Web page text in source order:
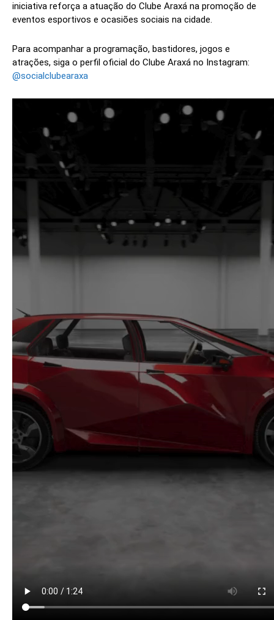
iniciativa reforça a atuação do Clube Araxá na promoção de
eventos esportivos e ocasiões sociais na cidade.
Para acompanhar a programação, bastidores, jogos e
atrações, siga o perfil oficial do Clube Araxá no Instagram:
@socialclubearaxa